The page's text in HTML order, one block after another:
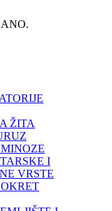
ŽITA
I
VRSTE